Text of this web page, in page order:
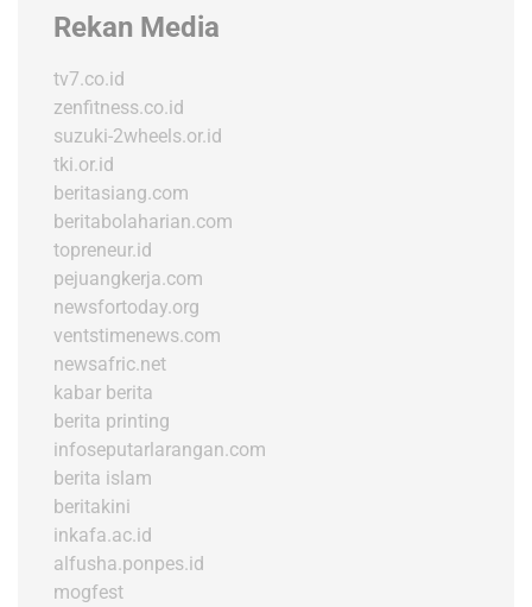
Rekan Media
tv7.co.id
zenfitness.co.id
suzuki-2wheels.or.id
tki.or.id
beritasiang.com
beritabolaharian.com
topreneur.id
pejuangkerja.com
newsfortoday.org
ventstimenews.com
newsafric.net
kabar berita
berita printing
infoseputarlarangan.com
berita islam
beritakini
inkafa.ac.id
alfusha.ponpes.id
mogfest